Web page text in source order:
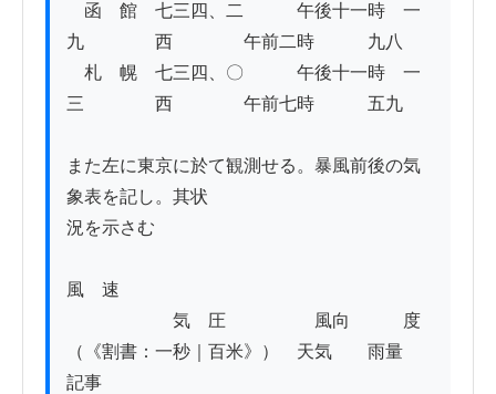
函　館　七三四、二　　　午後十一時　一
九　　　　西　　　　午前二時　　　九八
札　幌　七三四、〇　　　午後十一時　一
三　　　　西　　　　午前七時　　　五九
また左に東京に於て観測せる。暴風前後の気
象表を記し。其状
況を示さむ
風　速
気　圧　　　　　風向　　　度
（《割書：一秒｜百米》）　天気　　雨量
記事